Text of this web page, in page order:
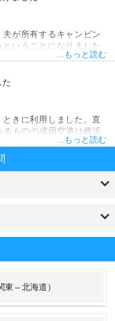
...もっと読む
が所有するキャンピン
いうことになりました
くなり負担です。とはい
ーを置いていかなけれ
ェリー。ちょうど2021
テリアもオシャレだっ
も充実していて、大海
大満足♪レストランのチ
でのキャンプ後の帰り
たのでまた違った雰囲気
...もっと読む
きに利用しました。直
ものの成田空港は横浜
あるので選択肢としては
たのが東京九州フェリ
く横になって眠れる
。 今回乗ったのはツー
ンやお風呂にも大満
マホのギガ数も節約でき
ワードサロンで海を眺
いなので今度は友達を
に行く人も終電までに
と思います。
東⇔北海道）